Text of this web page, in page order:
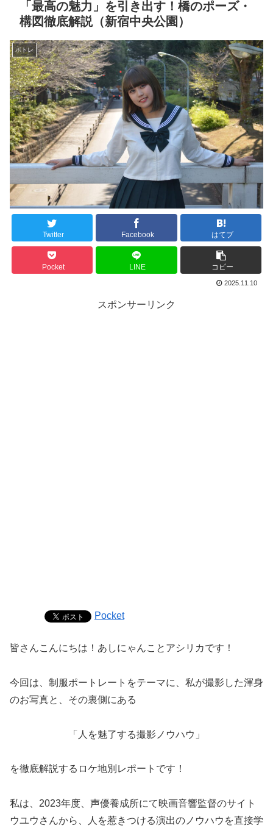
「最高の魅力」を引き出す！橋のポーズ・
構図徹底解説（新宿中央公園）
ポトレ
Twitter Facebook はてブ
Pocket LINE コピー
2025.11.10
スポンサーリンク
Pocket
皆さんこんにちは！あしにゃんことアシリカです！
今回は、制服ポートレートをテーマに、私が撮影した渾身
のお写真と、その裏側にある
「人を魅了する撮影ノウハウ」
を徹底解説するロケ地別レポートです！
私は、2023年度、声優養成所にて映画音響監督のサイト
ウユウさんから、人を惹きつける演出のノウハウを直接学